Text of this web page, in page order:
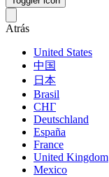
Atrás
United States
中国
日本
Brasil
СНГ
Deutschland
España
France
United Kingdom
Mexico